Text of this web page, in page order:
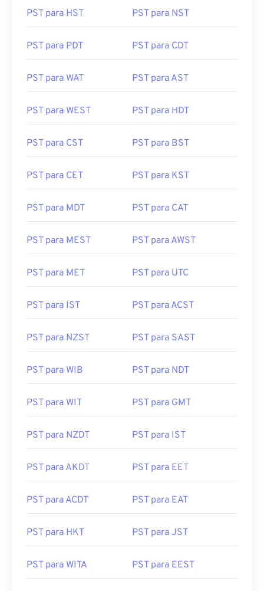
PST para HST PST para NST
PST para PDT PST para CDT
PST para WAT PST para AST
PST para WEST PST para HDT
PST para CST PST para BST
PST para CET PST para KST
PST para MDT PST para CAT
PST para MEST PST para AWST
PST para MET PST para UTC
PST para IST PST para ACST
PST para NZST PST para SAST
PST para WIB PST para NDT
PST para WIT PST para GMT
PST para NZDT PST para IST
PST para AKDT PST para EET
PST para ACDT PST para EAT
PST para HKT PST para JST
PST para WITA PST para EEST